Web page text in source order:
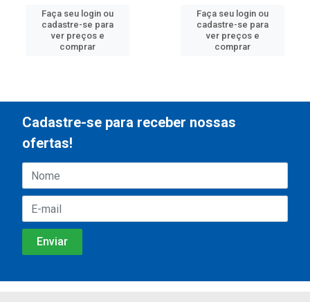
Faça seu login ou
cadastre-se para
ver preços e
comprar
Faça seu login ou
cadastre-se para
ver preços e
comprar
Cadastre-se para receber nossas
ofertas!